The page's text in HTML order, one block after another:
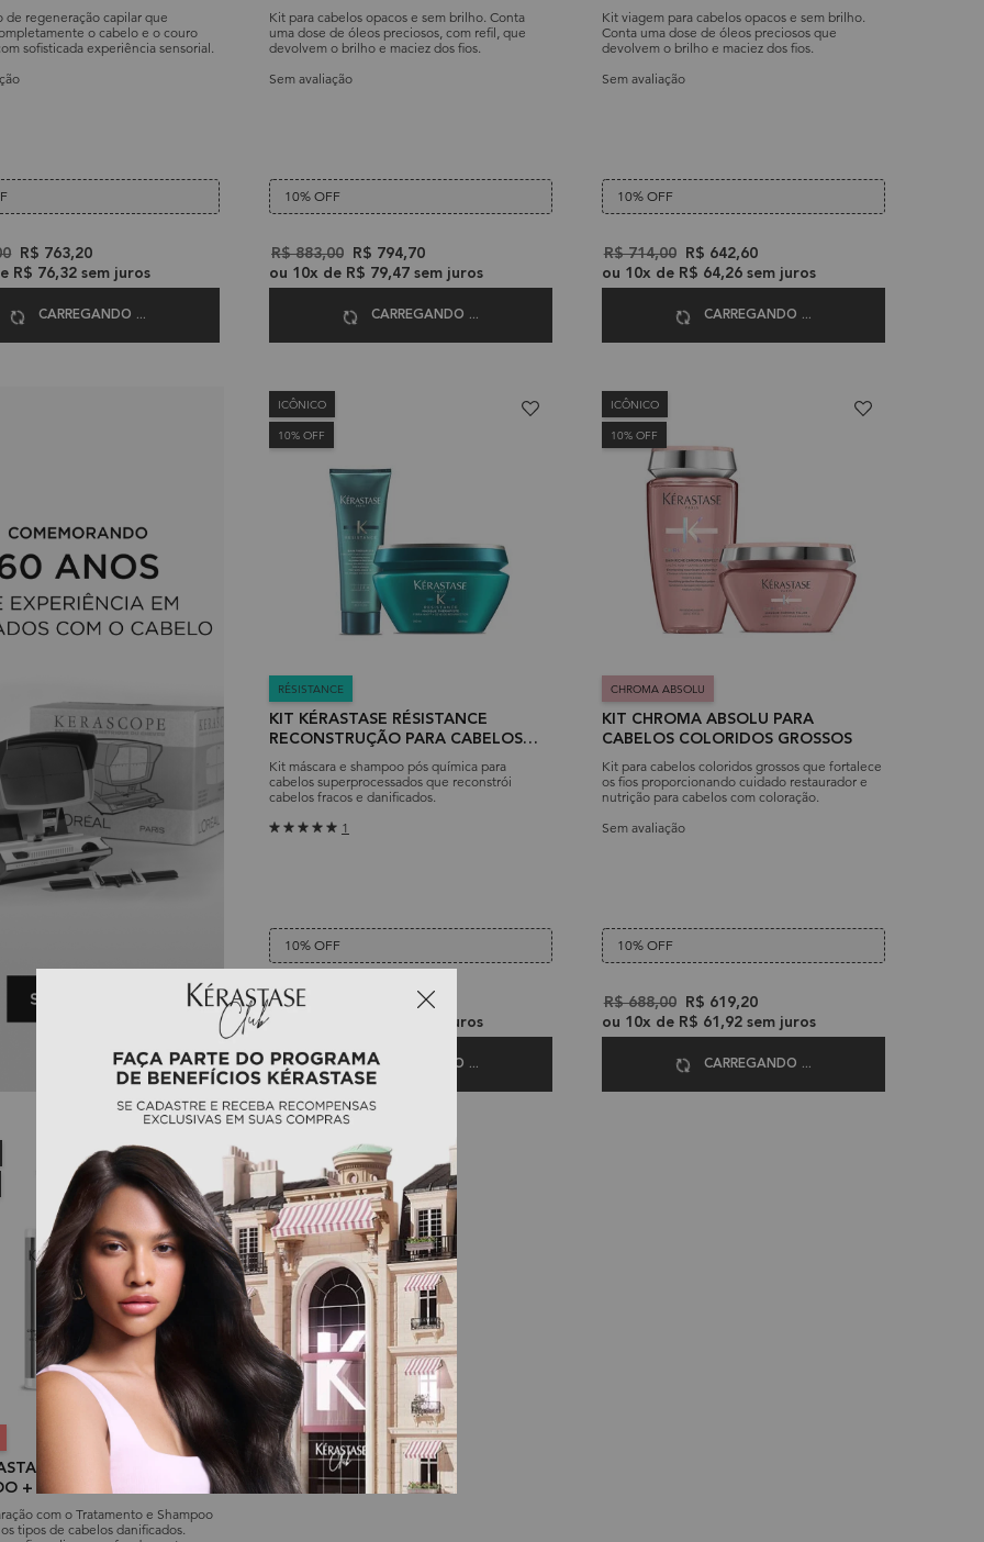
de regeneração capilar que
o cabelo e o couro
sofisticada experiência sensorial.
New price
R$ 763,20
R$ 76,32 sem juros
CARREGANDO ...
Kit para cabelos opacos e sem brilho. Conta
uma dose de óleos preciosos, com refil, que
devolvem o brilho e maciez dos fios.
Sem avaliação
10% OFF
Old price
R$ 883,00 New price
R$ 794,70
ou 10x de R$ 79,47sem juros
CARREGANDO ...
Kit viagem para cabelos opacos e sem brilho.
Conta uma dose de óleos preciosos que
devolvem o brilho e maciez dos fios.
Sem avaliação
10% OFF
Old price
R$ 714,00 New price
R$ 642,60
ou 10x de R$ 64,26sem juros
CARREGANDO ...
ICÔNICO
10% OFF
RÉSISTANCE
KIT KÉRASTASE RÉSISTANCE
RECONSTRUÇÃO PARA CABELOS
COM QUÍMICA
Kit máscara e shampoo pós química para
cabelos superprocessados que reconstrói
cabelos fracos e danificados.
1
10% OFF
Old price
R$ 638,00 New price
R$ 574,20
ou
sem juros
CARREGANDO ...
ICÔNICO
10% OFF
CHROMA ABSOLU
KIT CHROMA ABSOLU PARA
CABELOS COLORIDOS GROSSOS
Kit para cabelos coloridos grossos que fortalece
os fios proporcionando cuidado restaurador e
nutrição para cabelos com coloração.
Sem avaliação
10% OFF
Old price
R$ 688,00 New price
R$ 619,20
ou 10x de R$ 61,92sem juros
CARREGANDO ...
PREMIÈRE
+ TRATAMENTO
com o Tratamento e Shampoo
tipos de cabelos danificados.